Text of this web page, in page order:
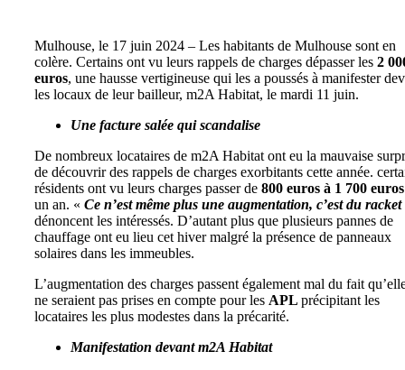
Mulhouse, le 17 juin 2024 – Les habitants de Mulhouse sont en
colère. Certains ont vu leurs rappels de charges dépasser les 2
euros, une hausse vertigineuse qui les a poussés à manifester
les locaux de leur bailleur, m2A Habitat, le mardi 11 juin.
Une facture salée qui scandalise
De nombreux locataires de m2A Habitat ont eu la mauvaise
de découvrir des rappels de charges exorbitants cette année.
résidents ont vu leurs charges passer de 800 euros à 1 700 euros
un an. « Ce n’est même plus une augmentation, c’est du racket
dénoncent les intéressés. D’autant plus que plusieurs pannes de
chauffage ont eu lieu cet hiver malgré la présence de panneaux
solaires dans les immeubles.
L’augmentation des charges passent également mal du fait
ne seraient pas prises en compte pour les APL précipitant les
locataires les plus modestes dans la précarité.
Manifestation devant m2A Habitat